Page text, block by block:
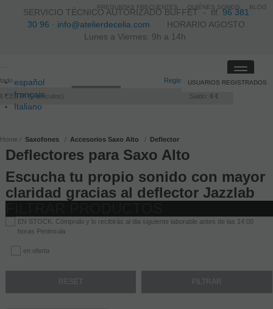
SERVICIO TÉCNICO AUTORIZADO BUFFET -tlf.96 381
30 96 · info@atelierdecelia.com HORARIO AGOSTO
Lunes a Viernes: 9h a 14h
español
français
Italiano
Registro /Iniciar sesión
CESTA 0artículos Saldo: 0 €
USUARIOS REGISTRADOS
Toggle
Home Saxofones Accesorios Saxo Alto Deflector
Deflectores para Saxo Alto
Escucha tu propio sonido con mayor
claridad gracias al deflector Jazzlab
EN STOCK. Cómpralo y lo recibirás al dia siguiente laborable antes de las 14:00
horas Peninsula
en oferta
PREGUNTAS FRECUENTES QUIÉNES SOMOS BLOG